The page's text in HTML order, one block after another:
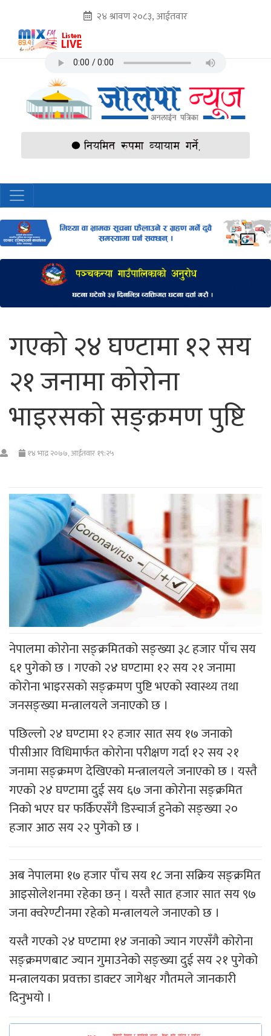
२४ श्रावण २०८३, आईतवार
गएको २४ घण्टामा १२ सय
२१ जनामा कोरोना
भाइरसकाे सङ्क्रमण पुष्टि
१४ भाद्र २०७७, आईतवार १९:२५
नेपालमा कोरोना सङ्क्रमितको सङ्ख्या ३८ हजार पाँच सय
६१ पुगेकाे छ । गएको २४ घण्टामा १२ सय २१ जनामा
कोरोना भाइरसकाे सङ्क्रमण पुष्टि भएकाे स्वास्थ्य तथा
जनसङ्ख्या मन्त्रालयले जनाएको छ ।
पछिल्लाे २४ घण्टामा १२ हजार सात सय १७ जनाको
पीसीआर विधिमार्फत काेराेना परीक्षण गर्दा १२ सय २१
जनामा सङ्क्रमण देखिएको मन्त्रालयले जनाएको छ । यस्तै
गएको २४ घण्टामा दुई सय ६७ जना कोरोना सङ्क्रमित
निको भएर घर फर्किएसँगै डिस्चार्ज हुनेकाे सङ्ख्या २०
हजार आठ सय २२ पुगेको छ ।
अब नेपालमा १७ हजार पाँच सय १८ जना सक्रिय सङ्क्रमित
आइसाेलेशनमा रहेका छन् । यस्तै सात हजार सात सय ९७
जना क्वरेण्टीनमा रहेकाे मन्त्रालयले जनाएको छ ।
यस्तै गएको २४ घण्टामा १४ जनाको ज्यान गएसँगै कोरोना
सङ्क्रमणबाट ज्यान गुमाउनेको सङ्ख्या दुई सय २१ पुगेको
मन्त्रालयका प्रवक्ता डाक्टर जागेश्वर गौतमले जानकारी
दिनुभयो ।